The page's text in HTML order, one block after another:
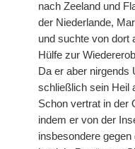
nach Zeeland und
der Niederlande,
und suchte von dort
Hülfe zur
Da er aber nirgends
schließlich sein Heil
Schon vertrat in der
indem er von der
insbesondere